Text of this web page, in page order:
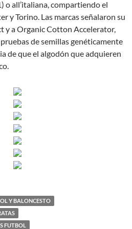
o all’italiana, compartiendo el
y Torino. Las marcas señalaron su
y a Organic Cotton Accelerator,
de semillas genéticamente
de que el algodón que adquieren
Y BALONCESTO
FUTBOL